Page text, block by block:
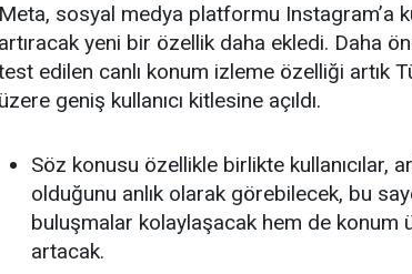
Meta, sosyal medya platformu Instagram’a
artıracak yeni bir özellik daha ekledi. Daha
edilen canlı konum izleme özelliği artık
üzere geniş kullanıcı kitlesine açıldı.
Söz konusu özellikle birlikte kullanıcılar,
olduğunu anlık olarak görebilecek, bu
buluşmalar kolaylaşacak hem de konum
artacak.